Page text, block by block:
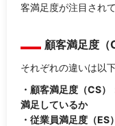
客満足度が注目され
顧客満足度（
それぞれの違いは以
・顧客満足度（CS
満足しているか
・従業員満足度（